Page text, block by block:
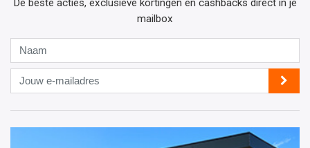
De beste acties, exclusieve kortingen en cashbacks direct in je
mailbox
Jouw
e-
mailadres